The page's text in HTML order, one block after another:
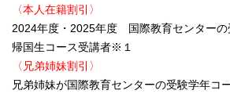
〈本人在籍割引〉
2024年度・2025年度 国際教育センターの
帰国生コース受講者※１
〈兄弟姉妹割引〉
兄弟姉妹が国際教育センターの受験学年コ